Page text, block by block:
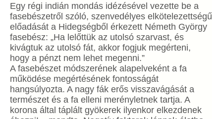
Egy régi indián mondás idézésével vezette be a
fasebészetről szóló, szenvedélyes elkötelezettségű
előadását a Hidegségből érkezett Németh György
fasebész: „Ha lelőttük az utolsó szarvast, és
kivágtuk az utolsó fát, akkor fogjuk megérteni,
hogy a pénzt nem lehet megenni.”
A fasebészet módszerének alapelveként a fa
működése megértésének fontosságát
hangsúlyozta. A nagy fák erős visszavágását a
természet és a fa elleni merényletnek tartja. A
korona által táplált gyökerek ilyenkor elkezdenek